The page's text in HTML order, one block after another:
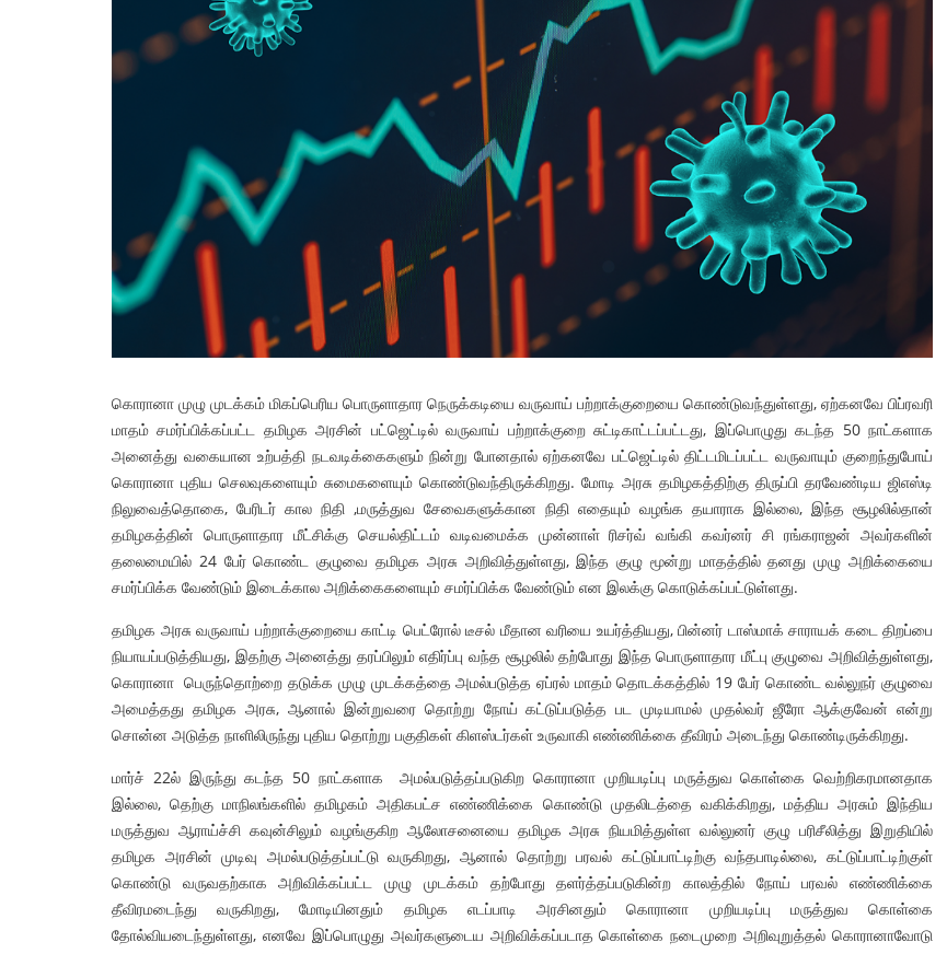
கொரானா முழு முடக்கம் மிகப்பெரிய பொருளாதார நெருக்கடியை வருவாய் பற்றாக்குறையை கொண்டுவந்துள்ளது, ஏற்கனவே பிப்ரவரி
மாதம் சமர்ப்பிக்கப்பட்ட தமிழக அரசின் பட்ஜெட்டில் வருவாய் பற்றாக்குறை சுட்டிகாட்டப்பட்டது, இப்பொழுது கடந்த 50 நாட்களாக
அனைத்து வகையான உற்பத்தி நடவடிக்கைகளும் நின்று போனதால் ஏற்கனவே பட்ஜெட்டில் திட்டமிடப்பட்ட வருவாயும் குறைந்துபோய்
கொரானா புதிய செலவுகளையும் சுமைகளையும் கொண்டுவந்திருக்கிறது. மோடி அரசு தமிழகத்திற்கு திருப்பி தரவேண்டிய ஜிஎஸ்டி
நிலுவைத்தொகை, பேரிடர் கால நிதி ,மருத்துவ சேவைகளுக்கான நிதி எதையும் வழங்க தயாராக இல்லை, இந்த சூழலில்தான்
தமிழகத்தின் பொருளாதார மீட்சிக்கு செயல்திட்டம் வடிவமைக்க முன்னாள் ரிசர்வ் வங்கி கவர்னர் சி ரங்கராஜன் அவர்களின்
தலைமையில் 24 பேர் கொண்ட குழுவை தமிழக அரசு அறிவித்துள்ளது, இந்த குழு மூன்று மாதத்தில் தனது முழு அறிக்கையை
சமர்ப்பிக்க வேண்டும் இடைக்கால அறிக்கைகளையும் சமர்ப்பிக்க வேண்டும் என இலக்கு கொடுக்கப்பட்டுள்ளது.
தமிழக அரசு வருவாய் பற்றாக்குறையை காட்டி பெட்ரோல் டீசல் மீதான வரியை உயர்த்தியது, பின்னர் டாஸ்மாக் சாராயக் கடை திறப்பை
நியாயப்படுத்தியது, இதற்கு அனைத்து தரப்பிலும் எதிர்ப்பு வந்த சூழலில் தற்போது இந்த பொருளாதார மீட்பு குழுவை அறிவித்துள்ளது,
கொரானா பெருந்தொற்றை தடுக்க முழு முடக்கத்தை அமல்படுத்த ஏப்ரல் மாதம் தொடக்கத்தில் 19 பேர் கொண்ட வல்லுநர் குழுவை
அமைத்தது தமிழக அரசு, ஆனால் இன்றுவரை தொற்று நோய் கட்டுப்படுத்த பட முடியாமல் முதல்வர் ஜீரோ ஆக்குவேன் என்று
சொன்ன அடுத்த நாளிலிருந்து புதிய தொற்று பகுதிகள் கிளஸ்டர்கள் உருவாகி எண்ணிக்கை தீவிரம் அடைந்து கொண்டிருக்கிறது.
மார்ச் 22ல் இருந்து கடந்த 50 நாட்களாக அமல்படுத்தப்படுகிற கொரானா முறியடிப்பு மருத்துவ கொள்கை வெற்றிகரமானதாக
இல்லை, தெற்கு மாநிலங்களில் தமிழகம் அதிகபட்ச எண்ணிக்கை கொண்டு முதலிடத்தை வகிக்கிறது, மத்திய அரசும் இந்திய
மருத்துவ ஆராய்ச்சி கவுன்சிலும் வழங்குகிற ஆலோசனையை தமிழக அரசு நியமித்துள்ள வல்லுனர் குழு பரிசீலித்து இறுதியில்
தமிழக அரசின் முடிவு அமல்படுத்தப்பட்டு வருகிறது, ஆனால் தொற்று பரவல் கட்டுப்பாட்டிற்கு வந்தபாடில்லை, கட்டுப்பாட்டிற்குள்
கொண்டு வருவதற்காக அறிவிக்கப்பட்ட முழு முடக்கம் தற்போது தளர்த்தப்படுகின்ற காலத்தில் நோய் பரவல் எண்ணிக்கை
தீவிரமடைந்து வருகிறது, மோடியினதும் தமிழக எடப்பாடி அரசினதும் கொரானா முறியடிப்பு மருத்துவ கொள்கை
தோல்வியடைந்துள்ளது, எனவே இப்பொழுது அவர்களுடைய அறிவிக்கப்படாத கொள்கை நடைமுறை அறிவுறுத்தல் கொரானாவோடு
சனாதனத்திற்கு எதிரான வள்ளலார் ஆளுநர்
ரவியின் பொய்யும் புனைசுருட்டும் – அருண்
நெடுஞ்செழியன்
admin 03 Jul 2023
தர்மேந்திர பிரதான் பதவி விலகல்! பாசிச
எதிர்ப்புக் களத்தில் மகத்தான வெற்றி!
பாசிச மோடி – அமித்ஷா சிறுகும்பலாட்சிக்கு
முடிவு கட்டுவதே உடனடி அவசர இலக்கு!
கூட்டறிக்கை
admin